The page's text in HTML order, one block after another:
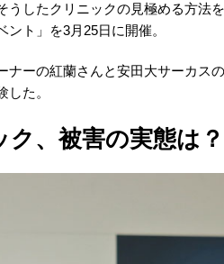
うしたクリニックの見極める方法
ント」を3月25日に開催。
ナーの紅蘭さんと安田大サーカス
た。
、被害の実態は？